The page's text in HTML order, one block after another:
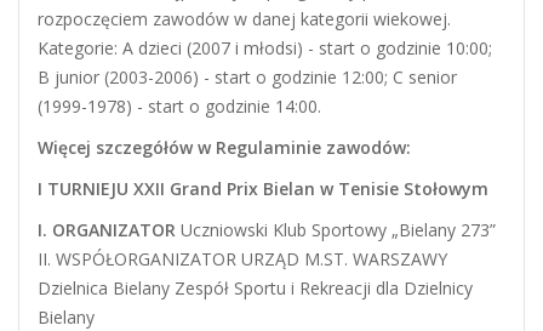
rozpoczęciem zawodów w danej kategorii wiekowej.
Kategorie: A dzieci (2007 i młodsi) - start o godzinie 10:00;
B junior (2003-2006) - start o godzinie 12:00; C senior
(1999-1978) - start o godzinie 14:00.
Więcej szczegółów w Regulaminie zawodów:
I TURNIEJU XXII Grand Prix Bielan w Tenisie Stołowym
I. ORGANIZATOR Uczniowski Klub Sportowy „Bielany 273”
II. WSPÓŁORGANIZATOR URZĄD M.ST. WARSZAWY
Dzielnica Bielany Zespół Sportu i Rekreacji dla Dzielnicy
Bielany